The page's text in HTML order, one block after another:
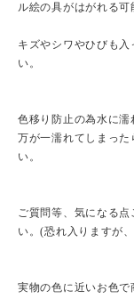
ル絵の具がはがれる可
キズやシワやひびも
い。
色移り防止の為水に濡
万が一濡れてしまっ
い。
ご質問等、気になる
い。(恐れ入りますが
実物の色に近いお色